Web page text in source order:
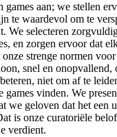
games aan; we stellen
te waardevol om te
We selecteren
en zorgen ervoor dat
strenge normen
snel en
niet om af te
games vinden. We
we geloven dat het een
is onze curatoriële
verdient.